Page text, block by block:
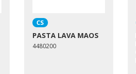
CS
PASTA LAVA MAOS
4480200